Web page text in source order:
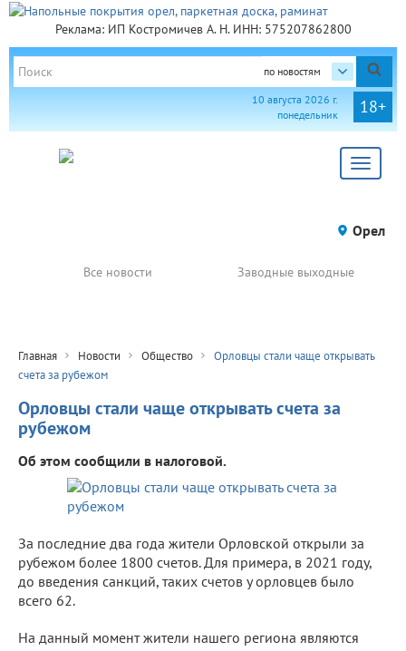
Реклама: ИП Костромичев А. Н. ИНН: 575207862800
по новостям
18+
10 августа 2026 г.
понедельник
Toggle
Орел
Все новости Заводные выходные
Главная Новости Общество
Орловцы стали чаще открывать
счета за рубежом
Орловцы стали чаще открывать счета за
рубежом
Об этом сообщили в налоговой.
За последние два года жители Орловской открыли за
рубежом более 1800 счетов. Для примера, в 2021 году,
до введения санкций, таких счетов у орловцев было
всего 62.
На данный момент жители нашего региона являются